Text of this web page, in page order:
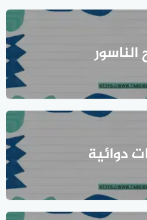
الناسور
دوائية